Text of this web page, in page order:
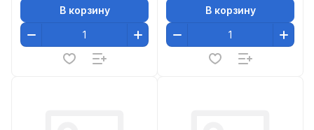
В корзину В корзину